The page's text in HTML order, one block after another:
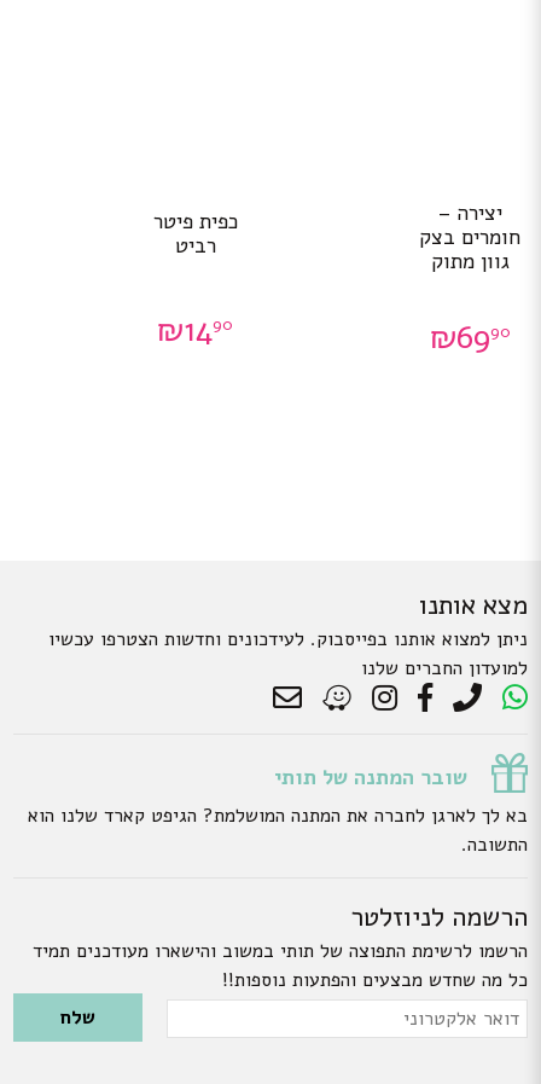
יצירה –
חומרים בצק
גוון מתוק
₪6990
כפית פיטר
רביט
₪1490
מצא אותנו
ניתן למצוא אותנו בפייסבוק. לעידכונים וחדשות הצטרפו עכשיו
למועדון החברים שלנו
שובר המתנה של תותי
בא לך לארגן לחברה את המתנה המושלמת? הגיפט קארד שלנו הוא
התשובה.
הרשמה לניוזלטר
הרשמו לרשימת התפוצה של תותי במשוב והישארו מעודכנים תמיד
כל מה שחדש מבצעים והפתעות נוספות!!
Please leave this field empty.
דואר